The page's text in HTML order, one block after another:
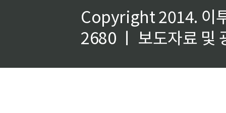
Copyright 2014. 이
2680 ㅣ 보도자료